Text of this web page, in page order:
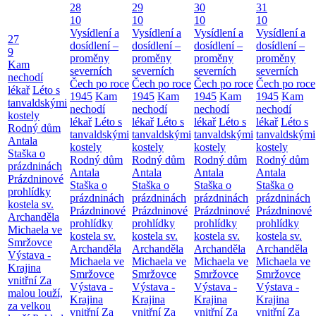
27
9
Kam
nechodí
lékař Léto s
tanvaldskými
kostely
Rodný dům
Antala
Staška o
prázdninách
Prázdninové
prohlídky
kostela sv.
Archanděla
Michaela ve
Smržovce
Výstava -
Krajina
vnitřní Za
malou louží,
za velkou
28
10
Vysídlení a
dosídlení –
proměny
severních
Čech po roce
1945 Kam
nechodí
lékař Léto s
tanvaldskými
kostely
Rodný dům
Antala
Staška o
prázdninách
Prázdninové
prohlídky
kostela sv.
Archanděla
Michaela ve
Smržovce
Výstava -
Krajina
vnitřní Za
29
10
Vysídlení a
dosídlení –
proměny
severních
Čech po roce
1945 Kam
nechodí
lékař Léto s
tanvaldskými
kostely
Rodný dům
Antala
Staška o
prázdninách
Prázdninové
prohlídky
kostela sv.
Archanděla
Michaela ve
Smržovce
Výstava -
Krajina
vnitřní Za
30
10
Vysídlení a
dosídlení –
proměny
severních
Čech po roce
1945 Kam
nechodí
lékař Léto s
tanvaldskými
kostely
Rodný dům
Antala
Staška o
prázdninách
Prázdninové
prohlídky
kostela sv.
Archanděla
Michaela ve
Smržovce
Výstava -
Krajina
vnitřní Za
31
10
Vysídlení a
dosídlení –
proměny
severních
Čech po roce
1945 Kam
nechodí
lékař Léto s
tanvaldskými
kostely
Rodný dům
Antala
Staška o
prázdninách
Prázdninové
prohlídky
kostela sv.
Archanděla
Michaela ve
Smržovce
Výstava -
Krajina
vnitřní Za